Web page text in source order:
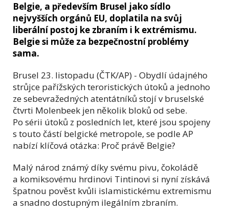
Belgie, a především Brusel jako sídlo
nejvyšších orgánů EU, doplatila na svůj
liberální postoj ke zbraním i k extrémismu.
Belgie si může za bezpečnostní problémy
sama.
Brusel 23. listopadu (ČTK/AP) - Obydlí údajného
strůjce pařížských teroristických útoků a jednoho
ze sebevražedných atentátníků stojí v bruselské
čtvrti Molenbeek jen několik bloků od sebe.
Po sérii útoků z posledních let, které jsou spojeny
s touto částí belgické metropole, se podle AP
nabízí klíčová otázka: Proč právě Belgie?
Malý národ známý díky svému pivu, čokoládě
a komiksovému hrdinovi Tintinovi si nyní získává
špatnou pověst kvůli islamistickému extremismu
a snadno dostupným ilegálním zbraním.